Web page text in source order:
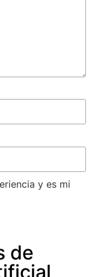
y es mi
de